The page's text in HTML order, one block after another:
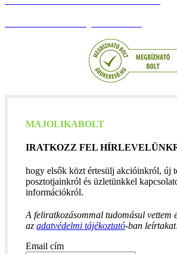
MAJOLIKABOLT
IRATKOZZ FEL
hogy elsők közt értesülj akcióinkról, új
posztotjainkról és üzletünkkel
információkról.
A feliratkozásommal tudomásul vettem
az adatvédelmi tájékoztató-ban
Email cím